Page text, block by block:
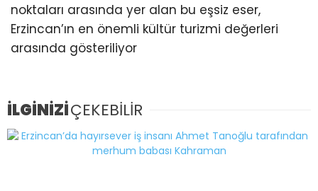
noktaları arasında yer alan bu eşsiz eser,
Erzincan’ın en önemli kültür turizmi değerleri
arasında gösteriliyor
İLGİNİZİÇEKEBİLİR